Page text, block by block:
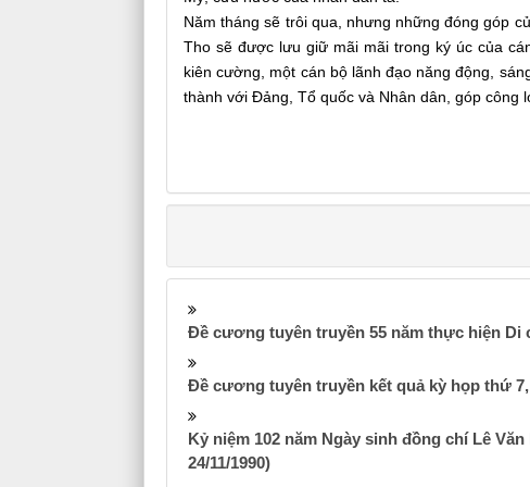
Năm tháng sẽ trôi qua, nhưng những đóng góp
Tho sẽ được lưu giữ mãi mãi trong ký úc của
kiên cường, một cán bộ lãnh đạo năng động,
thành với Đảng, Tổ quốc và Nhân dân, góp công
Đề cương tuyên truyền 55 năm thực hiện Di
Đề cương tuyên truyền kết quả kỳ họp thứ
Kỷ niệm 102 năm Ngày sinh đồng chí Lê
24/11/1990)